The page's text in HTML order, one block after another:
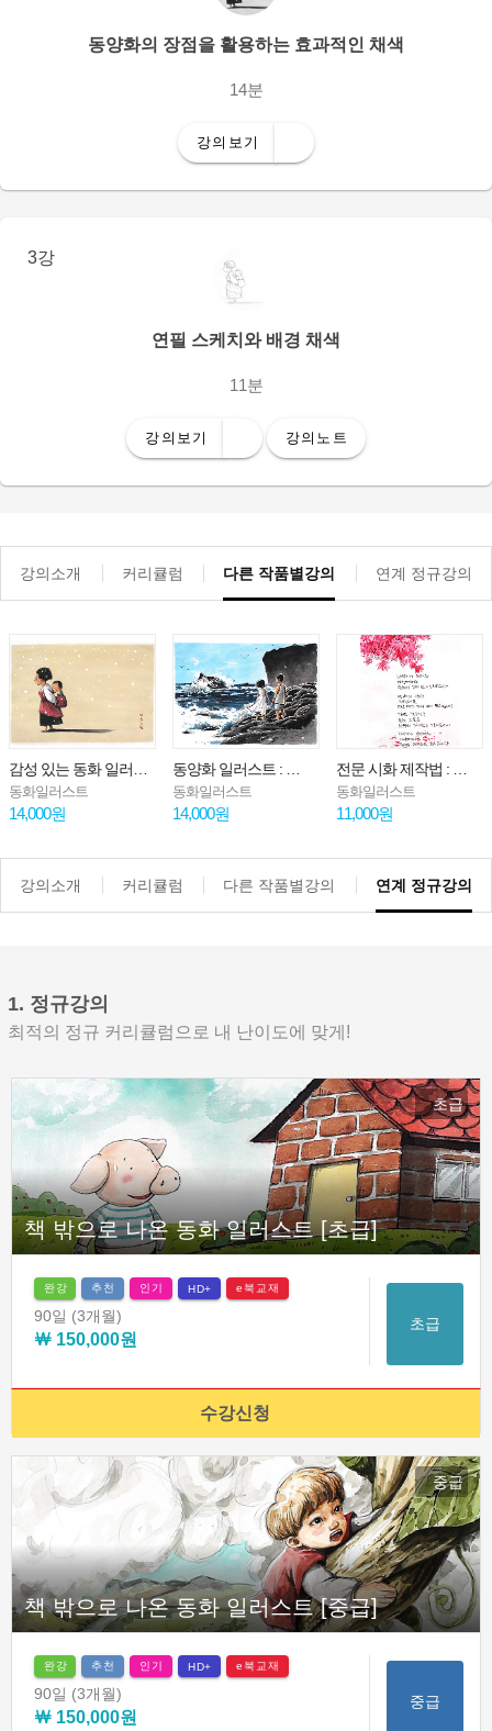
동양화의 장점을 활용하는 효과적인 채색
14분
강의보기
3강
연필 스케치와 배경 채색
11분
강의보기 강의노트
강의소개 커리큘럼 다른 작품별강의 연계 정규강의
동양화 일러스트 : 파도와 바위 표현법
동화일러스트
14,000원
전문 시화 제작법 : 김소월의 진달래꽃
동화일러스트
11,000원
한 시간 만에 완성하는 펜 드로잉 : 서울역
동화일러스트
14,000원
강의소개 커리큘럼 다른 작품별강의 연계 정규강의
1. 정규강의
최적의 정규 커리큘럼으로 내 난이도에 맞게!
초급
책 밖으로 나온 동화 일러스트 [초급]
완강 추천 인기 HD+ e북교재
90일 (3개월)
￦ 150,000원
초급
수강신청
중급
책 밖으로 나온 동화 일러스트 [중급]
완강 추천 인기 HD+ e북교재
90일 (3개월)
￦ 150,000원
중급